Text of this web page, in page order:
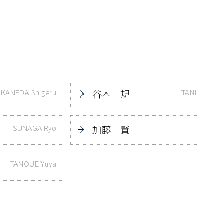
KANEDA Shigeru 谷本 規
SUNAGA Ryo 加藤 賢
TANOUE Yuya